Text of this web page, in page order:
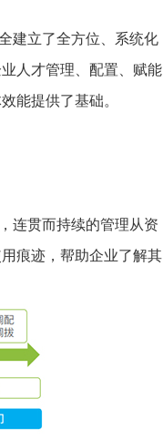
建立了全方位、系统化
人才管理、配置、赋能
能提供了基础。
连贯而持续的管理从资
痕迹，帮助企业了解其